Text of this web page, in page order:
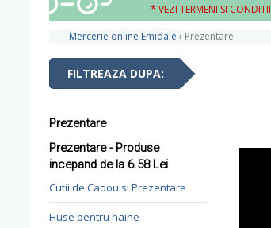
* VEZI TERMENI SI CONDITII
Mercerie online Emidale › Prezentare
FILTREAZA DUPA:
Prezentare
Prezentare - Produse
incepand de la 6.58 Lei
Cutii de Cadou si Prezentare
Huse pentru haine